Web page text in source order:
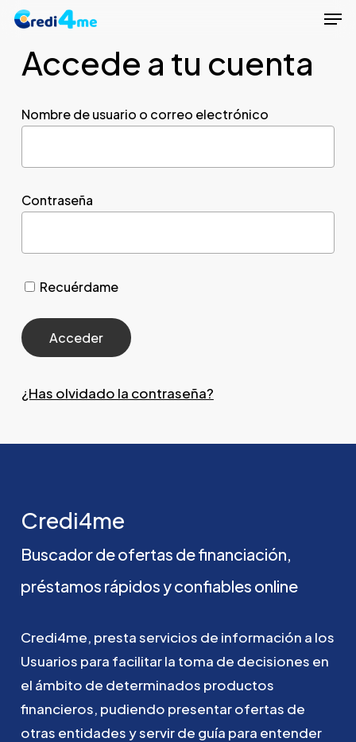
Skip
mainAccede a tu cuenta
Nombre de usuario o correo electrónico
Contraseña
Recuérdame
¿Has olvidado la contraseña?
Credi4me
Buscadordeofertas definanciación,
préstamos rápidosyconfiables online
Credi4me, prestaservicios de información a los
Usuarios para facilitarla toma de decisiones en
el ámbito de determinados productos
financieros, pudiendo presentarofertas de
otras entidadesyservirde guía para entender